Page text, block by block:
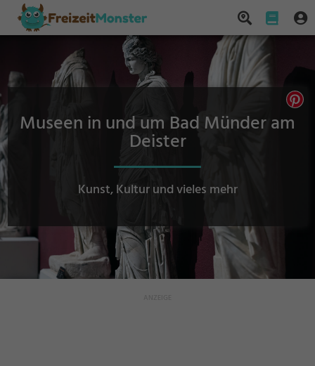
Museen in und um Bad Münder am
Deister
Kunst, Kultur und vieles mehr